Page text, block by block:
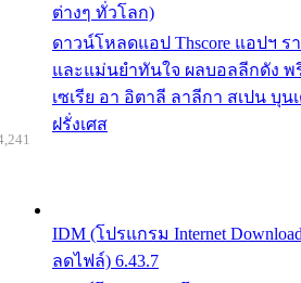
ต่างๆ ทั่วโลก)
ดาวน์โหลดแอป Thscore แอปฯ ร
และแม่นยำทันใจ ผลบอลลีกดัง พ
เซเรีย อา อิตาลี ลาลีกา สเปน บุน
ฝรั่งเศส
IDM (โปรแกรม Internet
ลดไฟล์) 6.43.7